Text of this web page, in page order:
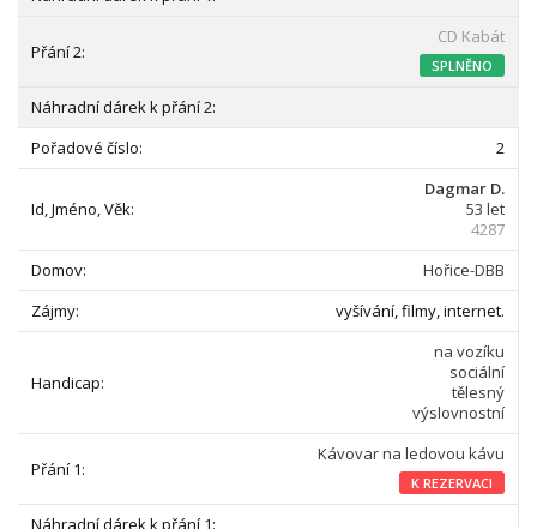
CD Kabát
SPLNĚNO
2
Dagmar D.
53 let
4287
Hořice-DBB
vyšívání, filmy, internet.
na vozíku
sociální
tělesný
výslovnostní
Kávovar na ledovou kávu
K REZERVACI